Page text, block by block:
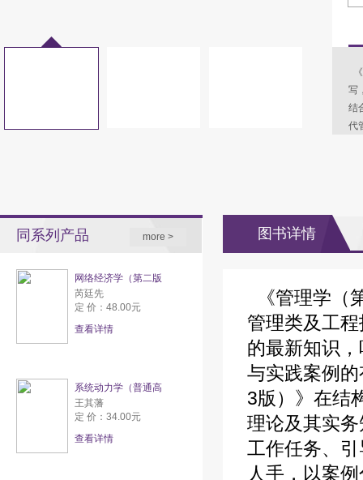
写
结
代
同系列产品 more >
网络经济学（第二版
芮廷先
定 价：48.00元
查看详情
系统动力学（普通高
王其藩
定 价：34.00元
查看详情
图书详情
《管理学（
管理类及工
的最新知识
与实践案例
3版）》在结
理论及其实
工作任务、
人手，以案